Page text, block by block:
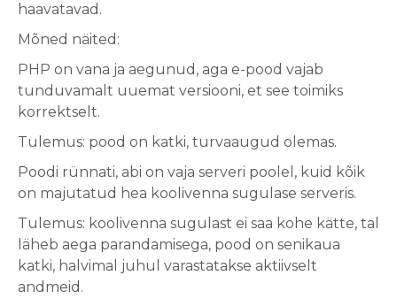
haavatavad.
Mõned näited:
PHP on vana ja aegunud, aga e-pood vajab
tunduvamalt uuemat versiooni, et see toimiks
korrektselt.
Tulemus: pood on katki, turvaaugud olemas.
Poodi rünnati, abi on vaja serveri poolel, kuid kõik
on majutatud hea koolivenna sugulase serveris.
Tulemus: koolivenna sugulast ei saa kohe kätte, tal
läheb aega parandamisega, pood on senikaua
katki, halvimal juhul varastatakse aktiivselt
andmeid.